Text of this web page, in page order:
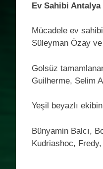
Ev Sahibi Antalya
Mücadele ev
Süleyman Özay
Golsüz
Guilherme, Selim
Yeşil beyazlı
Bünyamin Balcı,
Kudriashoc, Fredy,